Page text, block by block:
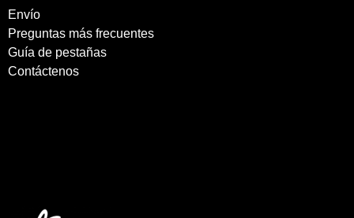
Envío
Preguntas más frecuentes
Guía de pestañas
Contáctenos